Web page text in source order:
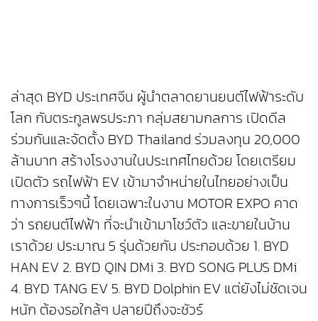
ล่าสุด BYD ประเทศจีน ผู้นำตลาดยานยนต์ไฟฟ้าระดับ
โลก กับตระกูลพรประภา กลุ่มสยามกลการ เปิดดีล
ร่วมกันและจัดตั้ง BYD Thailand ร่วมลงทุน 20,000
ล้านบาท สร้างโรงงานในประเทศไทยด้วย โดยเตรียม
เปิดตัว รถไฟฟ้า EV เข้ามาจำหน่ายในไทยอย่างเป็น
ทางการเร็วๆนี้ โดยเฉพาะในงาน MOTOR EXPO คาด
ว่า รถยนต์ไฟฟ้า ที่จะนำเข้ามาโชว์ตัว และขายในบ้าน
เราด้วย ประมาณ 5 รุ่นด้วยกัน ประกอบด้วย 1. BYD
HAN EV 2. BYD QIN DMi 3. BYD SONG PLUS DMi
4. BYD TANG EV 5. BYD Dolphin EV แต่ยังไม่ชัดเจน
หนัก ต้องรอใกล้ๆ ปลายปีถึงจะชัวร์